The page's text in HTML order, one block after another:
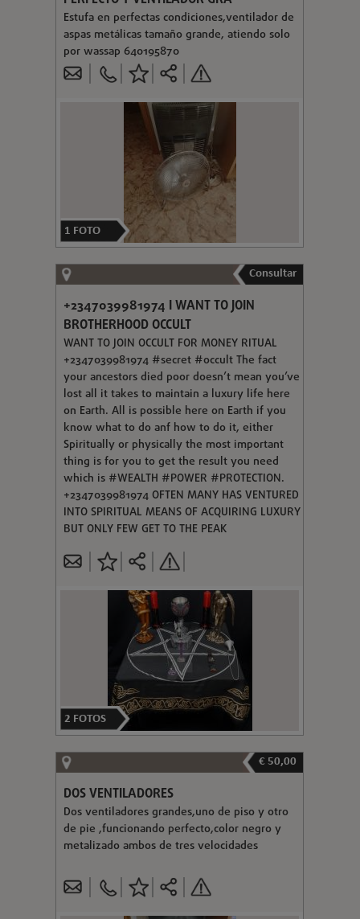
Estufa en perfectas condiciones,ventilador de
aspas metálicas tamaño grande, atiendo solo
por wassap 640195870
1 FOTO
Consultar
+2347039981974 I WANT TO JOIN
BROTHERHOOD OCCULT
WANT TO JOIN OCCULT FOR MONEY RITUAL
+2347039981974 #secret #occult The fact
your ancestors died poor doesn’t mean you’ve
lost all it takes to maintain a luxury life here
on Earth. All is possible here on Earth if you
know what to do anf how to do it, either
Spiritually or physically the most important
thing is for you to get the result you need
which is #WEALTH #POWER #PROTECTION.
+2347039981974 OFTEN MANY HAS VENTURED
INTO SPIRITUAL MEANS OF ACQUIRING LUXURY
BUT ONLY FEW GET TO THE PEAK
2 FOTOS
€ 50,00
DOS VENTILADORES
Dos ventiladores grandes,uno de piso y otro
de pie ,funcionando perfecto,color negro y
metalizado ambos de tres velocidades